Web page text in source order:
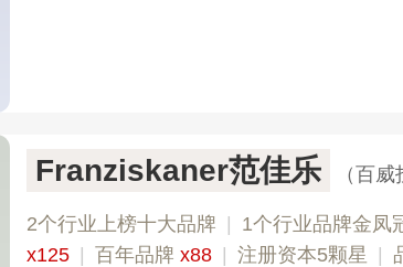
Franziskaner范佳乐 （百
2个行业上榜十大品牌 1个行业品牌金凤
x125
百年品牌 x88 注册资本5颗星